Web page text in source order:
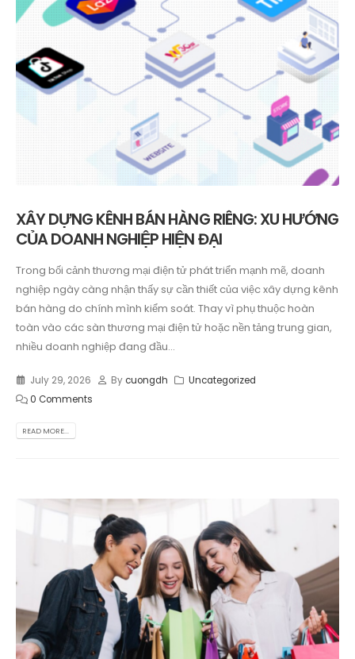
XÂY DỰNG KÊNH BÁN HÀNG RIÊNG: XU HƯỚNG
CỦA DOANH NGHIỆP HIỆN ĐẠI
Trong bối cảnh thương mại điện tử phát triển mạnh mẽ, doanh
nghiệp ngày càng nhận thấy sự cần thiết của việc xây dựng kênh
bán hàng do chính mình kiểm soát. Thay vì phụ thuộc hoàn
toàn vào các sàn thương mại điện tử hoặc nền tảng trung gian,
nhiều doanh nghiệp đang đầu...
July 29, 2026 Bycuongdh
Uncategorized
0 Comments
READ MORE...